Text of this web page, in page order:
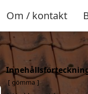
Om / kontakt
gömma